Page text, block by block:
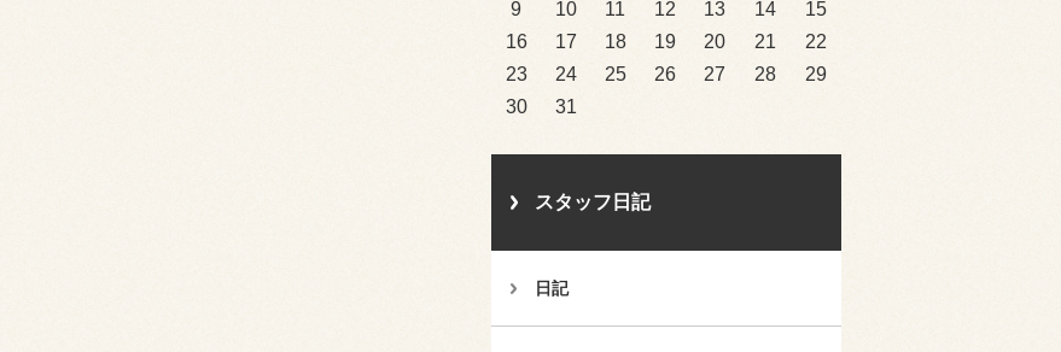
9 10 11 12 13 14
15
16
17 18 19 20 21
22
23
24 25 26 27 28
29
30
31
スタッフ日記
日記